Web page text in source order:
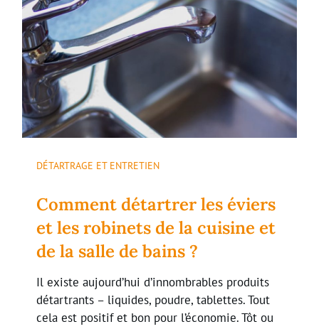
DÉTARTRAGE ET ENTRETIEN
Comment détartrer les éviers
et les robinets de la cuisine et
de la salle de bains ?
Il existe aujourd’hui d’innombrables produits
détartrants – liquides, poudre, tablettes. Tout
cela est positif et bon pour l’économie. Tôt ou